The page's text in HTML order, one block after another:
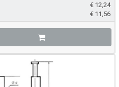
€ 12,24
€ 11,56